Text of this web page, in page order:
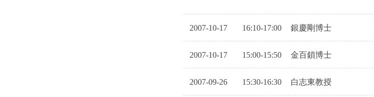
2007-10-17 16:10-17:00 銀慶剛博士
2007-10-17 15:00-15:50 金百鎖博士
2007-09-26 15:30-16:30 白志東教授